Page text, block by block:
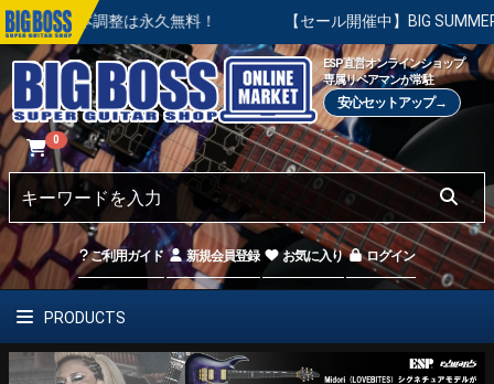
調整は永久無料！ 【セール開催中】BIG SUMMER SALE |
ESP直営オンラインショップ
専属リペアマンが常駐
安心セットアップ→
0
ご利用ガイド 新規会員登録 お気に入り ログイン
PRODUCTS